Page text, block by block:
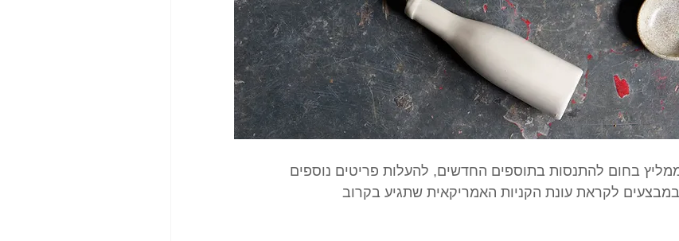
ממליץ בחום להתנסות בתוספים החדשים, להעלות פריטים נוספים
במבצעים לקראת עונת הקניות האמריקאית שתגיע בקרוב